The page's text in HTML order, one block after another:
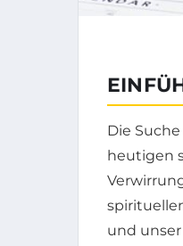
Die
heutigen
und